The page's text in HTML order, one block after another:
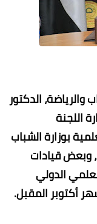
الدكتور
اللجنة
بوزارة الشباب
وبعض قيادات
الدولي